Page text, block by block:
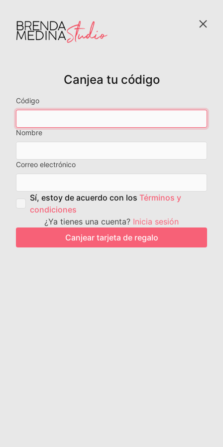
Canjea tu código
Código
Nombre
Correo electrónico
Sí, estoy de acuerdo con los Términos y
condiciones
¿Ya tienes una cuenta? Inicia sesión
Canjear tarjeta de regalo